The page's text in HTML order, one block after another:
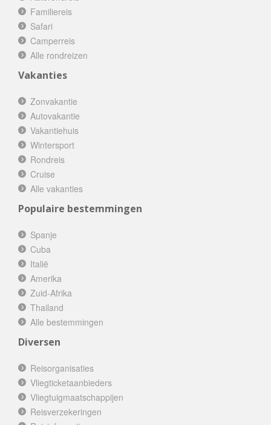
Familiereis
Safari
Camperreis
Alle rondreizen
Vakanties
Zonvakantie
Autovakantie
Vakantiehuis
Wintersport
Rondreis
Cruise
Alle vakanties
Populaire bestemmingen
Spanje
Cuba
Italië
Amerika
Zuid-Afrika
Thailand
Alle bestemmingen
Diversen
Reisorganisaties
Vliegticketaanbieders
Vliegtuigmaatschappijen
Reisverzekeringen